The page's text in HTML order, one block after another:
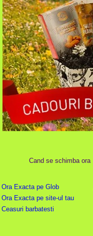
Cand se schimba ora
Ora Exacta pe Glob
Ora Exacta pe site-ul tau
Ceasuri barbatesti